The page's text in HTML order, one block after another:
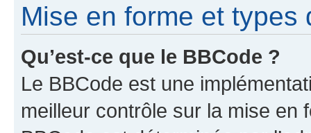
Mise en forme et types
Qu’est-ce que le BBCode ?
Le BBCode est une
meilleur contrôle sur la mise en